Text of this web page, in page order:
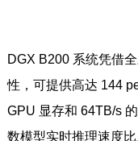
DGX B200 系统凭借
性，可提供高达 144
GPU 显存和 64TB/s
数模型实时推理速度